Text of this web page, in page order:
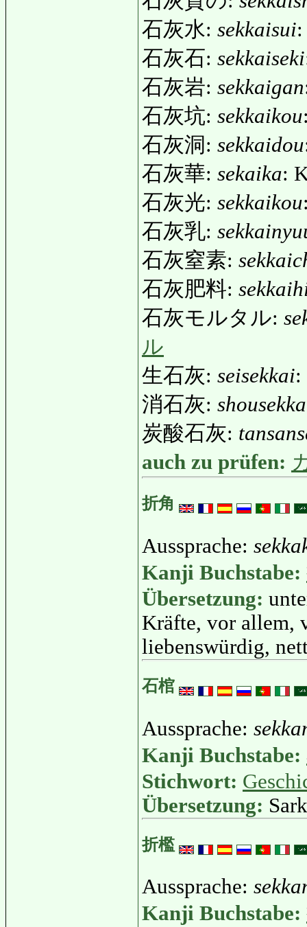
石灰水: sekkaisui
石灰石: sekkaiseki
石灰岩: sekkaigan
石灰坑: sekkaikou
石灰洞: sekkaidou
石灰華: sekaika:
石灰光: sekkaikou
石灰乳:
石灰窒素:
石灰肥料:
石灰モルタル:
ル
生石灰: seisekkai:
消石灰:
炭酸石灰:
auch zu prüfen:
折角
Aussprache:
Kanji Buchstabe:
Übersetzung:
Kräfte, vor allem,
liebenswürdig,
石棺
Aussprache:
Kanji Buchstabe:
Stichwort:
Übersetzung:
折檻
Aussprache:
Kanji Buchstabe: